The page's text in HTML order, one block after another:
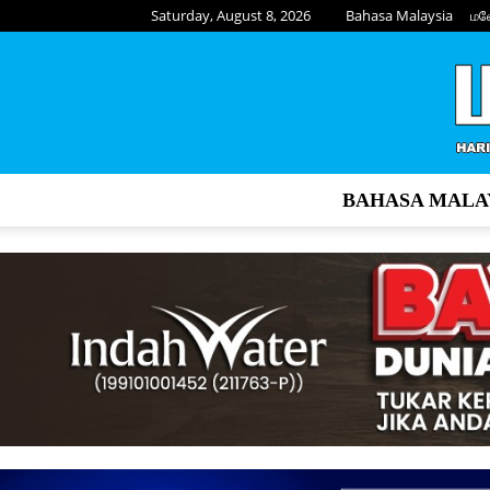
Saturday, August 8, 2026 Bahasa Malaysia
BAHASA